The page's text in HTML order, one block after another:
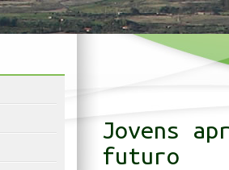
Jovens
futuro